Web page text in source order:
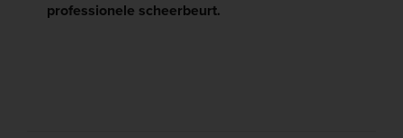
professionele scheerbeurt.